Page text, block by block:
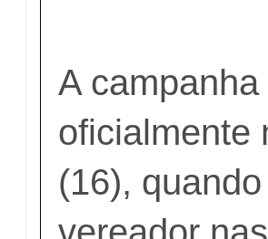
A
oficialmente
(16),